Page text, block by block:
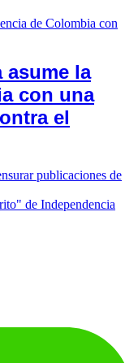
asume la
con una
el
publicaciones de
de Independencia